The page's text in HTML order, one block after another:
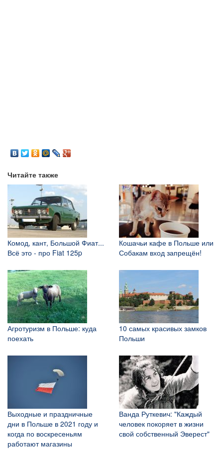
Читайте также
Комод, кант, Большой Фиат...
Всё это - про Fiat 125p
Кошачьи кафе в Польше или
Собакам вход запрещён!
Агротуризм в Польше: куда
поехать
10 самых красивых замков
Польши
Выходные и праздничные
дни в Польше в 2021 году и
когда по воскресеньям
работают магазины
Ванда Руткевич: "Каждый
человек покоряет в жизни
свой собственный Эверест"